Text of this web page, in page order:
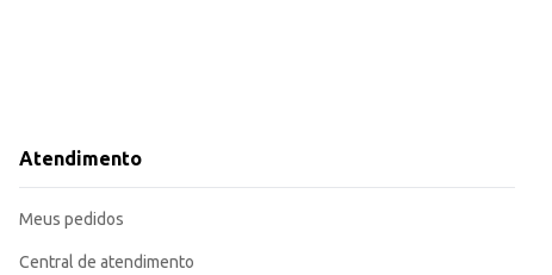
Atendimento
Meus pedidos
Central de atendimento